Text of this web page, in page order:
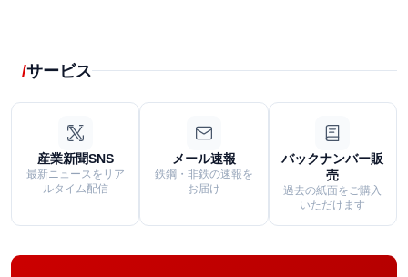
サービス
産業新聞SNS
最新ニュースをリア
ルタイム配信
メール速報
鉄鋼・非鉄の速報を
お届け
バックナンバー販
売
過去の紙面をご購入
いただけます